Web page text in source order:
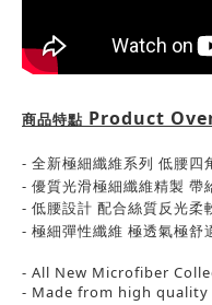
商品特點 Product
- 全新極細纖維系列 低腰四
- 優質光滑極細纖維精製 帶
- 低腰設計 配合絲質反光柔
- 極細彈性纖維 極透氣極舒
- All New Microfiber
- Made from high